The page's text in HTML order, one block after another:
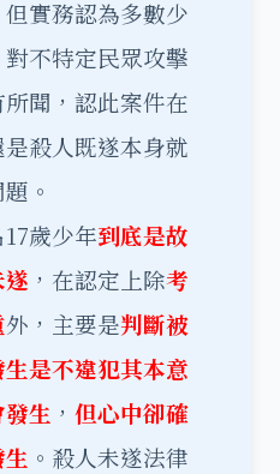
實務認為多數少
不特定民眾攻擊
聞，認此案件在
殺人既遂本身就
。
歲少年到底是故
，在認定上除考
外，主要是判斷被
是不違犯其本意
生 ， 但心中卻確
。殺人未遂法律